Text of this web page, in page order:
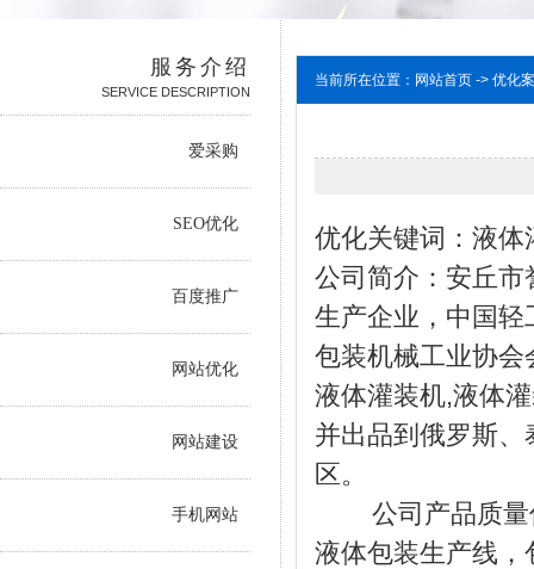
服务介绍
SERVICE DESCRIPTION
爱采购
SEO优化
百度推广
网站优化
网站建设
手机网站
当前所在位置：网站首页 -> 优化
优化关键词：液体
公司简介：安丘
生产企业，中国
包装机械工业协
液体灌装机,液体
并出品到俄罗斯
区。
公司产品质量优
液体包装生产线